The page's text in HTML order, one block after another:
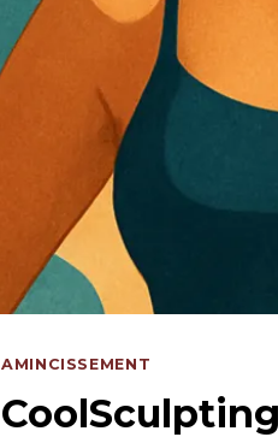
AMINCISSEMENT